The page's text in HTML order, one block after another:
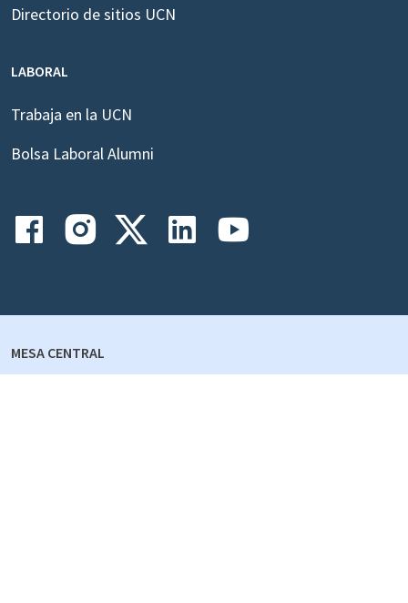
Directorio de sitios UCN
LABORAL
Trabaja en la UCN
Bolsa Laboral Alumni
MESA CENTRAL